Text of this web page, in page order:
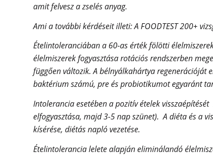
amit felvesz a zselés anyag.
Ami a további kérdéseit illeti: A FOODTEST 200+
Ételintoleranciában a 60-as érték fölötti
élelmiszerek fogyasztása rotációs rendszerben
függően változik. A bélnyálkahártya regenerációját
baktérium számú, pre és probiotikumot egyaránt
Intolerancia esetében a pozitív ételek
elfogyasztása, majd 3-5 nap szünet). A diéta és a
kísérése, diétás napló vezetése.
Ételintolerancia lelete alapján eliminálandó